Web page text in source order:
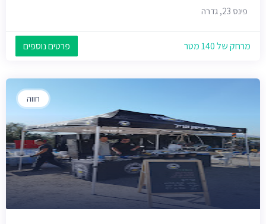
פינס 23, גדרה
מרחק של 140 מטר פרטים נוספים
חווה